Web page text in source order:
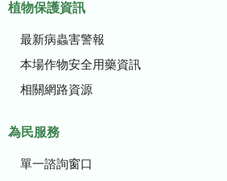
植物保護資訊
最新病蟲害警報
本場作物安全用藥資訊
相關網路資源
為民服務
單一諮詢窗口